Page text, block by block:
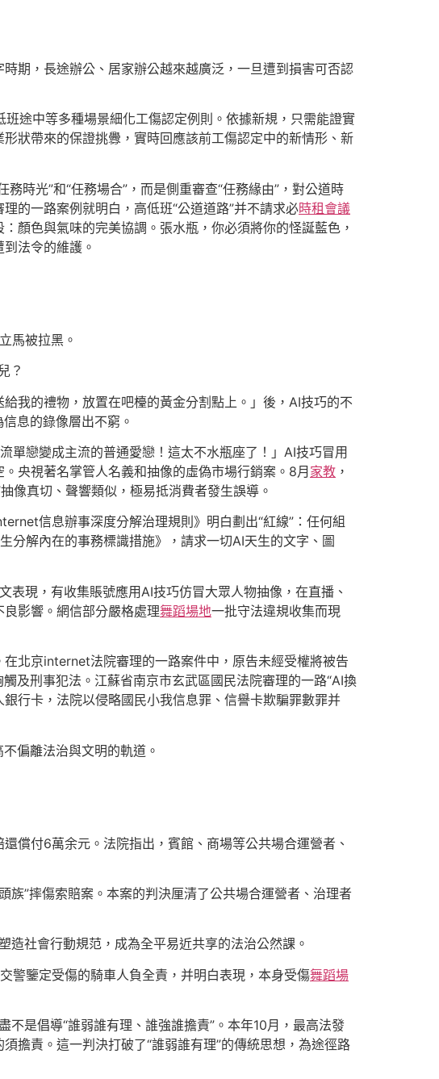
期，長途辦公、居家辦公越來越廣泛，一旦遭到損害可否認
途中等多種場景細化工傷認定例則。依據新規，只需能證實
狀帶來的保證挑釁，實時回應該前工傷認定中的新情形、新
時光”和“任務場合”，而是側重審查“任務緣由”，對公道時
的一路案例就明白，高低班“公道道路”并不請求必時租會議
顏色與氣味的完美協調。張水瓶，你必須將你的怪誕藍色，
法令的維護。
馬被拉黑。
？
給我的禮物，放置在吧檯的黃金分割點上。」後，AI技巧的不
息的錄像層出不窮。
單戀變成主流的普通愛戀！這太不水瓶座了！」AI技巧冒用
央視著名掌管人名義和抽像的虛偽市場行銷案。8月家教 ，
像真切、聲響類似，極易抵消費者發生誤導。
信息辦事深度分解治理規則》明白劃出“紅線”：任何組
生分解內在的事務標識措施》，請求一切AI天生的文字、圖
表現，有收集賬號應用AI技巧仿冒大眾人物抽像，在直播、
影響。網信部分嚴格處理舞蹈場地一批守法違規收集而現
北京internet法院審理的一路案件中，原告未經受權將被告
及刑事犯法。江蘇省南京市玄武區國民法院審理的一路“AI換
行卡，法院以侵略國民小我信息罪、信譽卡欺騙罪數罪并
偏離法治與文明的軌道。
償付6萬余元。法院指出，賓館、商場等公共場合運營者、
族”摔傷索賠案。本案的判決厘清了公共場合運營者、治理者
社會行動規范，成為全平易近共享的法治公然課。
警鑒定受傷的騎車人負全責，并明白表現，本身受傷舞蹈場
不是倡導“誰弱誰有理、誰強誰擔責”。本年10月，最高法發
擔責。這一判決打破了“誰弱誰有理”的傳統思想，為途徑路